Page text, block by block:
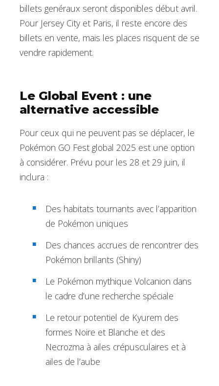
billets genéraux seront disponibles début avril.
Pour Jersey City et Paris, il reste encore des
billets en vente, mais les places risquent de se
vendre rapidement.
Le Global Event : une
alternative accessible
Pour ceux qui ne peuvent pas se déplacer, le
Pokémon GO Fest global 2025 est une option
à considérer. Prévu pour les 28 et 29 juin, il
inclura :
Des habitats tournants avec l’apparition
de Pokémon uniques
Des chances accrues de rencontrer des
Pokémon brillants (Shiny)
Le Pokémon mythique Volcanion dans
le cadre d’une recherche spéciale
Le retour potentiel de Kyurem des
formes Noire et Blanche et des
Necrozma à ailes crépusculaires et à
ailes de l’aube